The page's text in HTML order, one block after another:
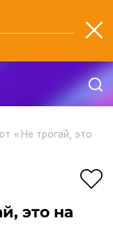
«Не трогай, это
это на